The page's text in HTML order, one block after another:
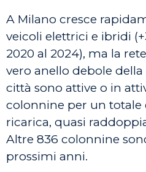
A Milano cresce
veicoli elettrici e ibridi
2020 al 2024), ma la
vero anello debole
città sono attive o in
colonnine per un totale
ricarica, quasi
Altre 836 colonnine
prossimi anni.